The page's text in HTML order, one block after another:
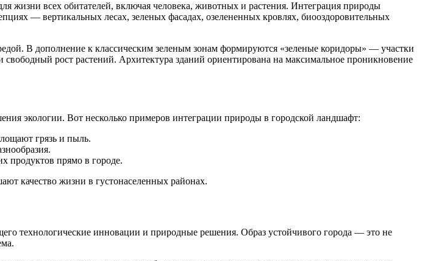
жизни всех обитателей, включая человека, животных и растения. Интеграция природы
— вертикальных лесах, зеленых фасадах, озелененных кровлях, биооздоровительных
В дополнение к классическим зеленым зонам формируются «зеленые коридоры» — участки
рост растений. Архитектура зданий ориентирована на максимальное проникновение
экологии. Вот несколько примеров интеграции природы в городской ландшафт:
грязь и пыль.
продуктов прямо в городе.
качество жизни в густонаселенных районах.
технологические инновации и природные решения. Образ устойчивого города — это не